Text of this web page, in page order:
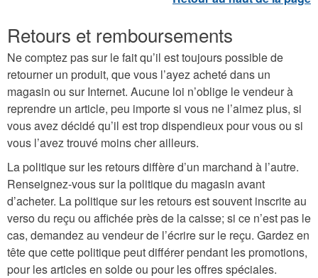
Retours et remboursements
Ne comptez pas sur le fait qu’il est toujours possible de
retourner un produit, que vous l’ayez acheté dans un
magasin ou sur Internet. Aucune loi n’oblige le vendeur à
reprendre un article, peu importe si vous ne l’aimez plus, si
vous avez décidé qu’il est trop dispendieux pour vous ou si
vous l’avez trouvé moins cher ailleurs.
La politique sur les retours diffère d’un marchand à l’autre.
Renseignez-vous sur la politique du magasin avant
d’acheter. La politique sur les retours est souvent inscrite au
verso du reçu ou affichée près de la caisse; si ce n’est pas le
cas, demandez au vendeur de l’écrire sur le reçu. Gardez en
tête que cette politique peut différer pendant les promotions,
pour les articles en solde ou pour les offres spéciales.